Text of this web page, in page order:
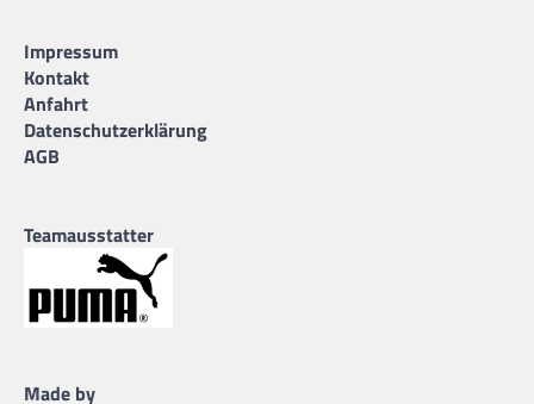
Impressum
Kontakt
Anfahrt
Datenschutzerklärung
AGB
Teamausstatter
Made by